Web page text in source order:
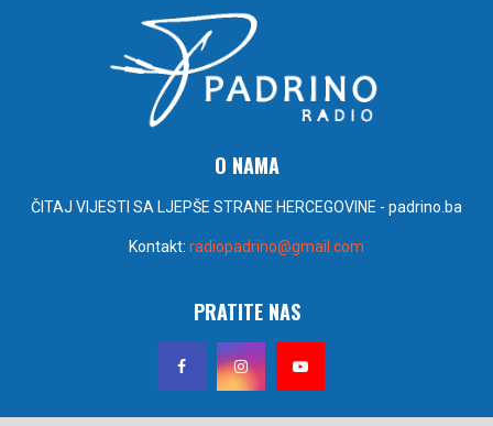
O NAMA
ČITAJ VIJESTI SA LJEPŠE STRANE HERCEGOVINE - padrino.ba
Kontakt: radiopadrino@gmail.com
PRATITE NAS